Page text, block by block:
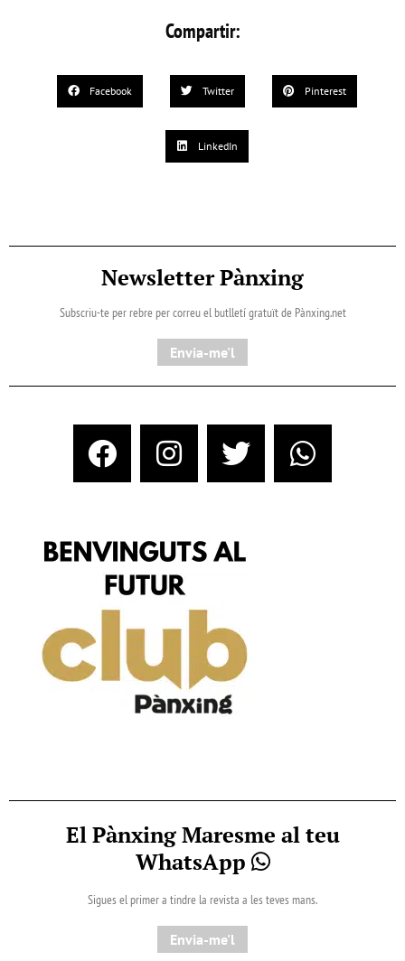
Compartir:
Facebook Twitter Pinterest
LinkedIn
Newsletter Pànxing
Subscriu-te per rebre per correu el butlletí gratuït de Pànxing.net​
Envia-me'l
El Pànxing Maresme al teu
WhatsApp
Sigues el primer a tindre la revista a les teves mans.
Envia-me'l